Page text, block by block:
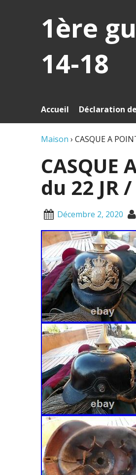
1ère
14-18
Accueil Déclaration
Maison › CASQUE A
CASQUE
du 22 JR /
Décembre 2, 2020